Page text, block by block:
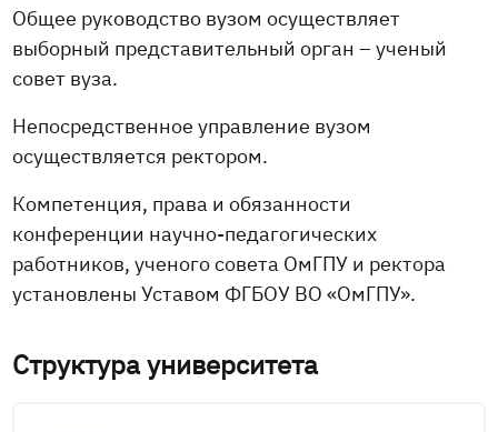
Общее руководство вузом осуществляет
выборный представительный орган – ученый
совет вуза.
Непосредственное управление вузом
осуществляется ректором.
Компетенция, права и обязанности
конференции научно-педагогических
работников, ученого совета ОмГПУ и ректора
установлены Уставом ФГБОУ ВО «ОмГПУ».
Структура университета